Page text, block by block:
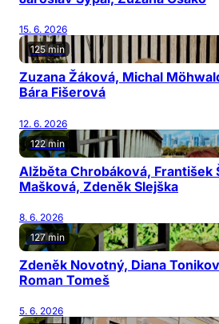
15. 6. 2026
125 min
Zuzana Žáková, Michal
Bára Fišerová
12. 6. 2026
122 min
Alžběta Chrobáková, František
Mašková, Zdeněk Slejška
8. 6. 2026
127 min
Zdeněk Novotný, Diana
Roman Tomeš
5. 6. 2026